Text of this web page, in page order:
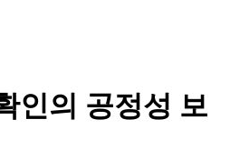
인의 공정성 보